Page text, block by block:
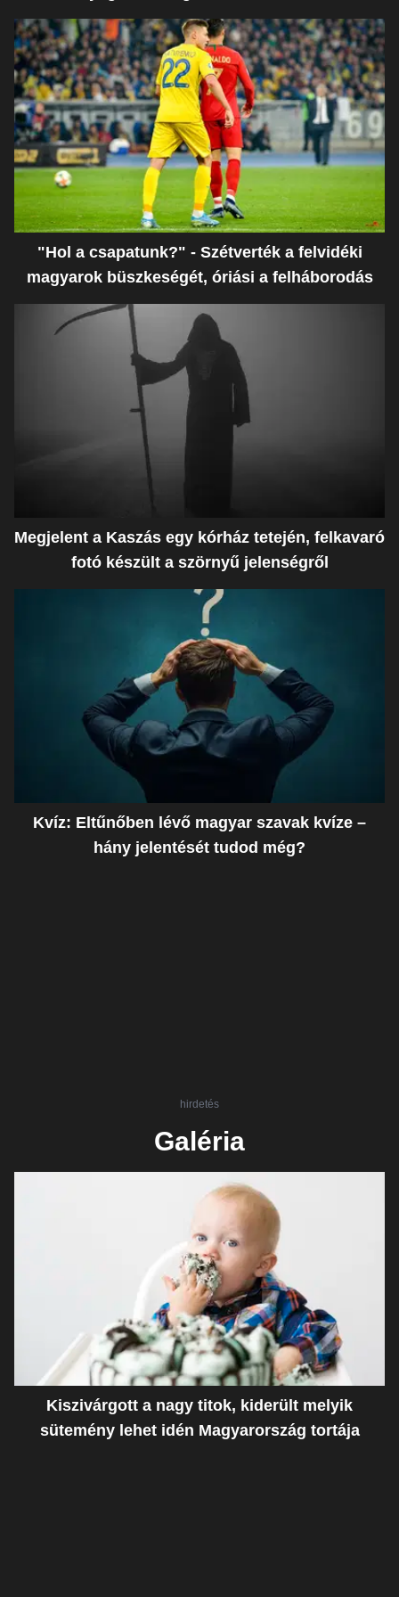
"Hol a csapatunk?" - Szétverték a felvidéki
magyarok büszkeségét, óriási a felháborodás
Megjelent a Kaszás egy kórház tetején, felkavaró
fotó készült a szörnyű jelenségről
Kvíz: Eltűnőben lévő magyar szavak kvíze –
hány jelentését tudod még?
hirdetés
Galéria
Kiszivárgott a nagy titok, kiderült melyik
sütemény lehet idén Magyarország tortája